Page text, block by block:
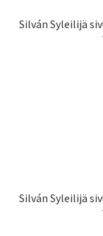
Silván Syleilijä
Silván Syleilijä